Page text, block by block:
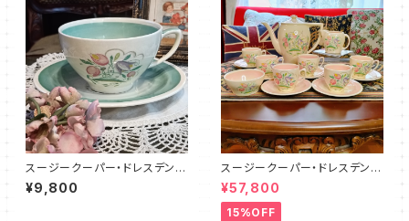
スージークーパー・ドレスデンス
プレイ・C&S（グリーン）SCDR0
056
¥9,800
スージークーパー・ドレスデンス
プレイ・フルセット（ピンク）SCD
R9003
¥57,800
15%OFF